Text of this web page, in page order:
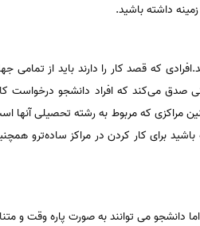
داشته باشید.
که قصد کار را دارند باید از تمامی
صدق می‌کند که افراد دانشجو درخواست
مراکزی که مربوط به رشته تحصیلی
برای کار کردن در مراکز ساده‌ترو